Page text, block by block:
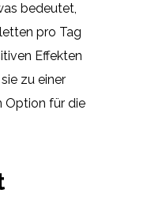
bedeutet,
pro Tag
Effekten
zu einer
Option für die